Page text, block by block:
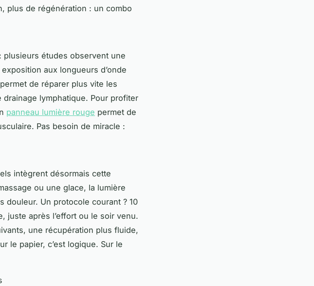
plus de régénération : un combo
plusieurs études observent une
aux longueurs d’onde
de réparer plus vite les
lymphatique. Pour profiter
panneau lumière rouge permet de
Pas besoin de miracle :
intègrent désormais cette
ou une glace, la lumière
douleur. Un protocole courant ? 10
juste après l’effort ou le soir venu.
une récupération plus fluide,
le papier, c’est logique. Sur le